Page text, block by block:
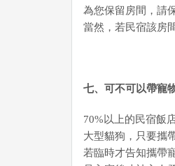
為您保留房間，請
當然，若民宿該房
七、可不可以帶寵
70%以上的民宿飯
大型貓狗，只要攜
若臨時才告知攜帶